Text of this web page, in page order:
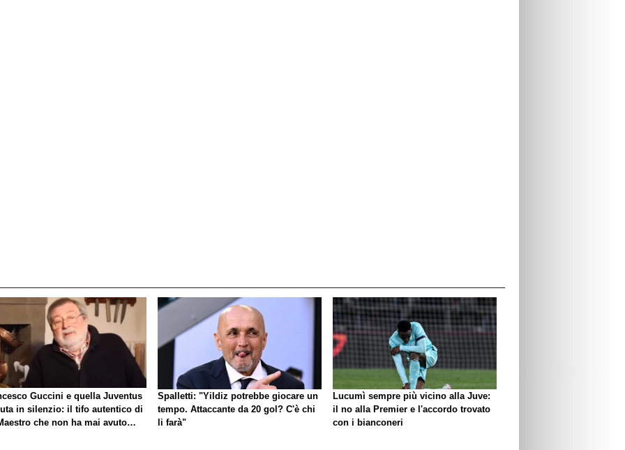
Guccini e quella Juventus
in silenzio: il tifo autentico di
che non ha mai avuto
Spalletti: "Yildiz potrebbe giocare un
tempo. Attaccante da 20 gol? C'è chi
li farà"
Lucumì sempre più vicino alla Juve:
il no alla Premier e l'accordo trovato
con i bianconeri